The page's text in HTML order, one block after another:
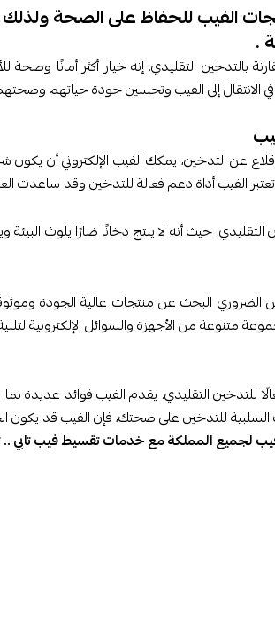
الفيب للحفاظ على الصحة ولذلك
.
بالتدخين التقليدي. إنه خيار أكثر أمانًا
الانتقال إلى الفيب وتحسين جودة حياتهم
عن التدخين، يمكك الفيب الإلكتروني أن
تعتبر الفيب أداة دعم فعالة للتدخين وقد
التقليدي. حيث أنه لا ينتج دخانًا ضارًا يلوث
الضروري البحث عن منتجات عالية الجودة
متنوعة من الأجهزة والسوائل الإلكترونية
للتدخين التقليدي. يقدم الفيب فوائد عديدة
السلبية للتدخين على صحتك، فإن الفيب قد يكون
لجميع المملكة مع خدمات تقسيط فيب